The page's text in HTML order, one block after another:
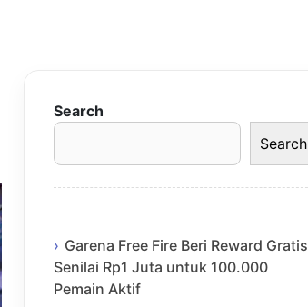
Search
Search
Garena Free Fire Beri Reward Gratis
Senilai Rp1 Juta untuk 100.000
Pemain Aktif